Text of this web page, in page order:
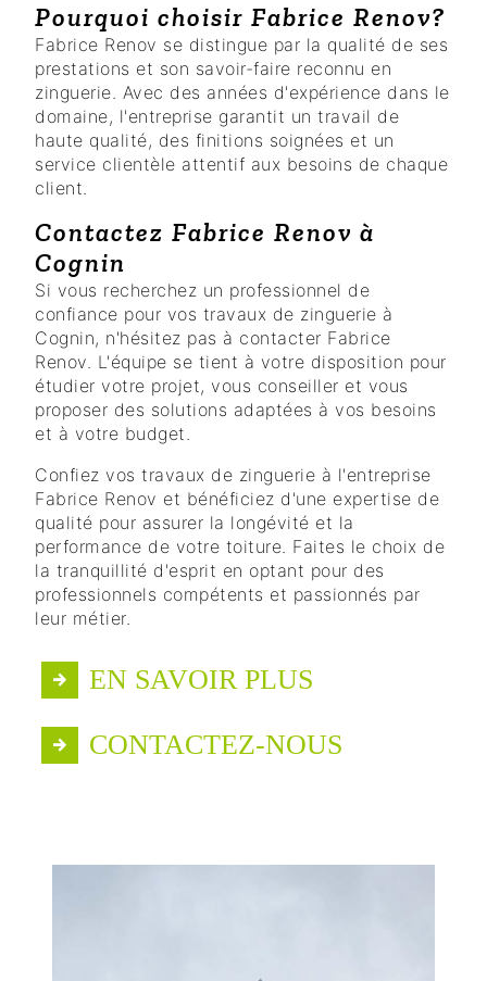
Pourquoi choisir Fabrice Renov?
Fabrice Renov se distingue par la qualité de ses
prestations et son savoir-faire reconnu en
zinguerie. Avec des années d'expérience dans le
domaine, l'entreprise garantit un travail de
haute qualité, des finitions soignées et un
service clientèle attentif aux besoins de chaque
client.
Contactez Fabrice Renov à
Cognin
Si vous recherchez un professionnel de
confiance pour vos travaux de zinguerie à
Cognin, n'hésitez pas à contacter Fabrice
Renov. L'équipe se tient à votre disposition pour
étudier votre projet, vous conseiller et vous
proposer des solutions adaptées à vos besoins
et à votre budget.
Confiez vos travaux de zinguerie à l'entreprise
Fabrice Renov et bénéficiez d'une expertise de
qualité pour assurer la longévité et la
performance de votre toiture. Faites le choix de
la tranquillité d'esprit en optant pour des
professionnels compétents et passionnés par
leur métier.
EN SAVOIR PLUS
CONTACTEZ-NOUS